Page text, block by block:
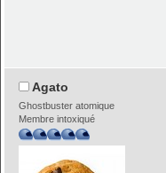
Agato
Ghostbuster atomique
Membre intoxiqué